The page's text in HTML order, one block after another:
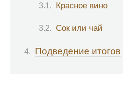
Красное вино
Сок или чай
Подведение итогов